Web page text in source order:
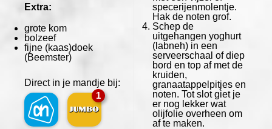
Extra:
grote kom
bolzeef
fijne (kaas)doek
(Beemster)
Direct in je mandje bij:
1
specerijenmolentje.
Hak de noten grof.
Schep de
uitgehangen yoghurt
(labneh) in een
serveerschaal of diep
bord en top af met de
kruiden,
granaatappelpitjes en
noten. Tot slot giet je
er nog lekker wat
olijfolie overheen om
af te maken.